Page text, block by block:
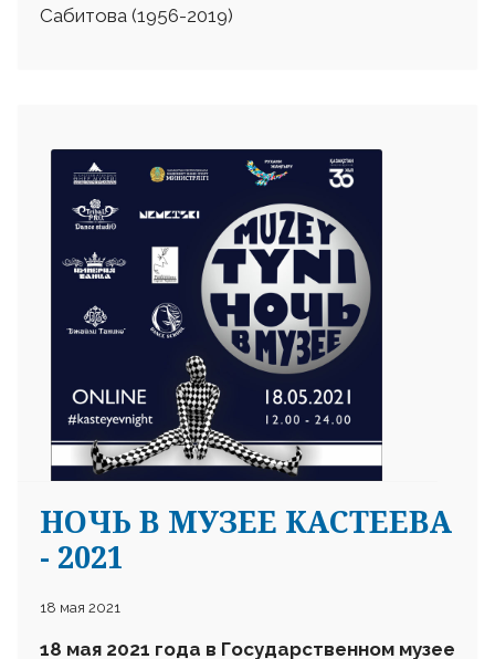
Сабитова (1956-2019)
НОЧЬ В МУЗЕЕ КАСТЕЕВА
- 2021
18 мая 2021
18 мая 2021 года в Государственном музее